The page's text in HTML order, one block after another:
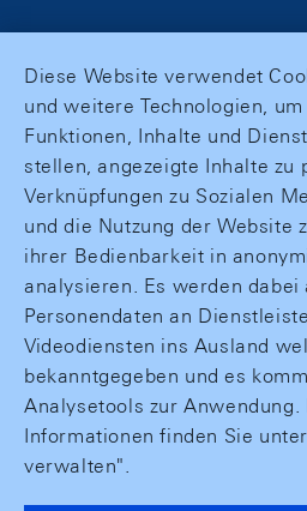
Diese Website verwendet
und weitere Technologien,
Funktionen, Inhalte und
stellen, angezeigte Inhalte zu
Verknüpfungen zu Sozialen
und die Nutzung der Website
ihrer Bedienbarkeit in
analysieren. Es werden dabei
Personendaten an
Videodiensten ins Ausland
bekanntgegeben und es
Analysetools zur Anwendung.
Informationen finden Sie
verwalten".